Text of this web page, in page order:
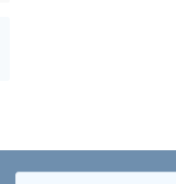
Популярные